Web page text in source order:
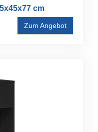
cm
Zum Angebot